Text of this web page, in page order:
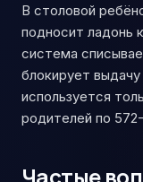
В столовой
подносит ладонь
система
блокирует
используется
родителей по